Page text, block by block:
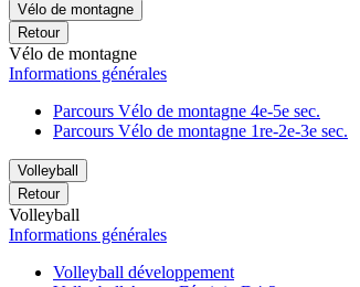
Vélo de montagne
Retour
Vélo de montagne
Informations générales
Parcours Vélo de montagne 4e-5e sec.
Parcours Vélo de montagne 1re-2e-3e sec.
Volleyball
Retour
Volleyball
Informations générales
Volleyball développement